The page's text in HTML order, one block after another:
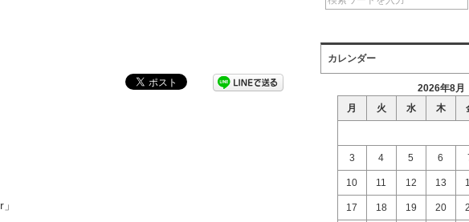
カレンダー
2026年8月
月
火 水 木
3 4 5 6
10 11 12 13
17 18 19 20